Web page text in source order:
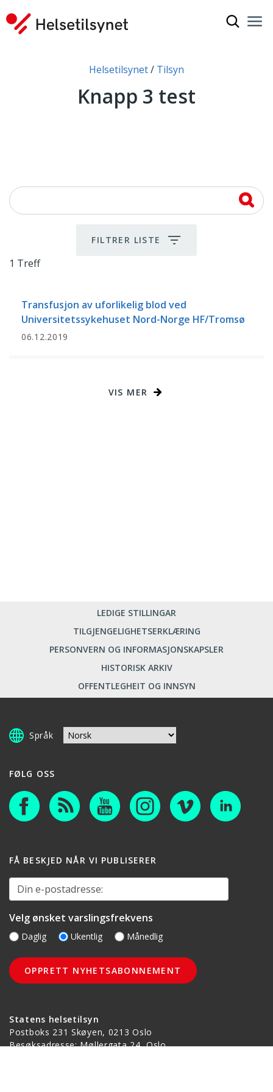
Helsetilsynet Tilsyn
Knapp 3 test
FILTRER LISTE
1 Treff
1 Treff
Transfusjon av uforlikelig blod ved
Universitetssykehuset Nord-Norge HF/Tromsø
06.12.2019
VIS MER
LEDIGE STILLINGAR
TILGJENGELIGHETSERKLÆRING
PERSONVERN OG INFORMASJONSKAPSLER
HISTORISK ARKIV
OFFENTLEGHEIT OG INNSYN
Språk
Statens helsetilsyn
Postboks 231 Skøyen, 0213 Oslo
Besøksadresse: Møllergata 24, Oslo
FØLG OSS
FÅ BESKJED NÅR VI PUBLISERER
Din e-postadresse:
Velg ønsket varslingsfrekvens
Daglig Ukentlig Månedlig